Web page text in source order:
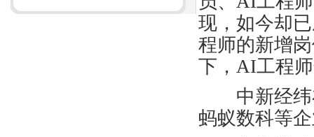
+厦门猎头维尔斯-论如何毁掉你留给
现，如今却
程师的新增
下， AI工程
中新经纬
蚂蚁数科等